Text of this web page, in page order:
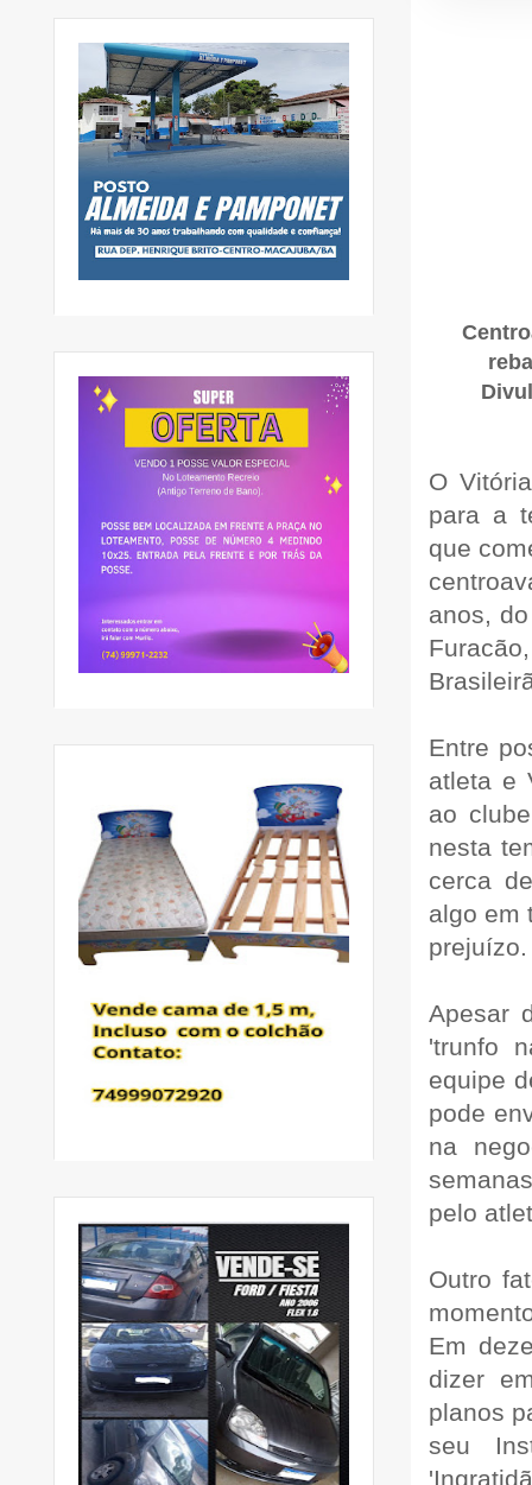
O
para a
que
anos,
Entre
atleta e
ao
nesta
cerca
algo em
Apesar
'trunfo
equipe
pode
na
pelo
Outro
Em
dizer
planos
seu